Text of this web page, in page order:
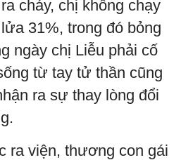
cháy, chị không chạy
31%, trong đó bỏng
ngày chị Liễu phải cố
từ tay tử thần cũng
ra sự thay lòng đổi
ra viện, thương con gái